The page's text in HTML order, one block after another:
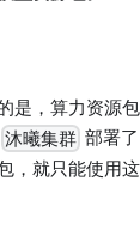
是，算力资源
沐曦集群 部署
，就只能使用这